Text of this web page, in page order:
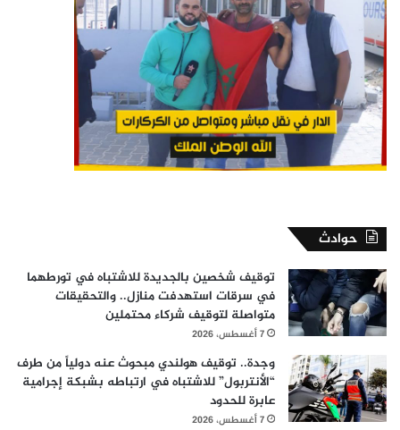
حوادث
توقيف شخصين بالجديدة للاشتباه في تورطهما
في سرقات استهدفت منازل.. والتحقيقات
متواصلة لتوقيف شركاء محتملين
7 أغسطس، 2026
وجدة.. توقيف هولندي مبحوث عنه دولياً من طرف
“الأنتربول” للاشتباه في ارتباطه بشبكة إجرامية
عابرة للحدود
7 أغسطس، 2026